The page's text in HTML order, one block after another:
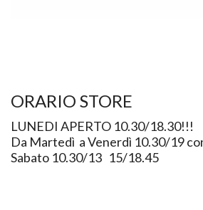
ORARIO STORE
LUNEDI APERTO 10.30/18.30!!!
Da Martedì a Venerdì 10.30/19
Sabato 10.30/13 15/18.45